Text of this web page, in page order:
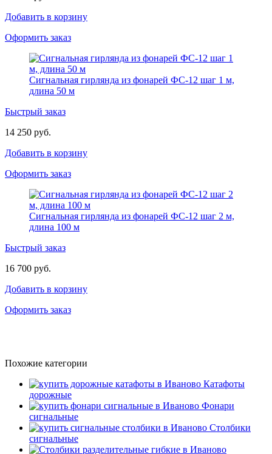
Добавить в корзину
Оформить заказ
Сигнальная гирлянда из фонарей ФС-12 шаг 1 м,
длина 50 м
Быстрый заказ
14 250 руб.
Добавить в корзину
Оформить заказ
Сигнальная гирлянда из фонарей ФС-12 шаг 2 м,
длина 100 м
Быстрый заказ
16 700 руб.
Добавить в корзину
Оформить заказ
Похожие категории
Катафоты
дорожные
Фонари
сигнальные
Столбики
сигнальные